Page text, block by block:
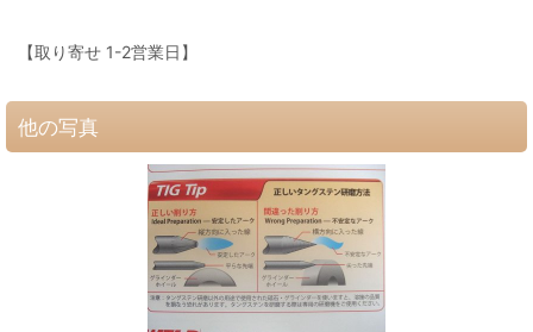
【取り寄せ 1-2営業日】
他の写真